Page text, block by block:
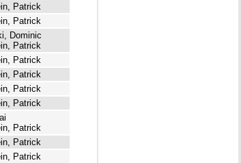
Patrick
Patrick
Dominic
Patrick
Patrick
Patrick
Patrick
Patrick
Patrick
Patrick
Patrick